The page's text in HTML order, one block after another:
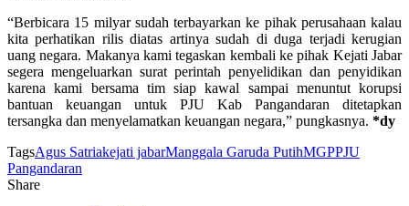
“Berbicara 15 milyar sudah terbayarkan ke pihak perusahaan kalau
kita perhatikan rilis diatas artinya sudah di duga terjadi kerugian
uang negara. Makanya kami tegaskan kembali ke pihak Kejati Jabar
segera mengeluarkan surat perintah penyelidikan dan penyidikan
karena kami bersama tim siap kawal sampai menuntut korupsi
bantuan keuangan untuk PJU Kab Pangandaran ditetapkan
tersangka dan menyelamatkan keuangan negara,” pungkasnya. *dy
TagsAgus Satriakejati jabarManggala Garuda PutihMGPPJU
Pangandaran
Share